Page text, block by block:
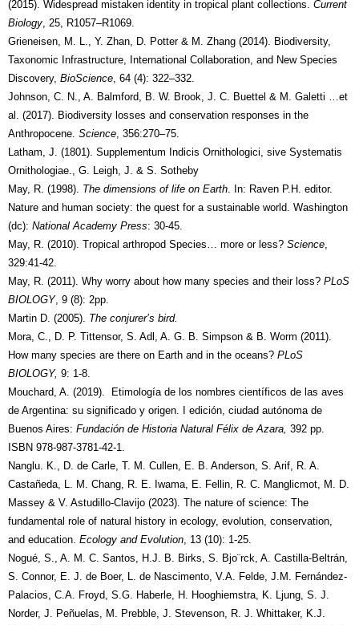
(2015). Widespread mistaken identity in tropical plant collections. Current
Biology, 25, R1057–R1069.
Grieneisen, M. L., Y. Zhan, D. Potter & M. Zhang (2014). Biodiversity,
Taxonomic Infrastructure, International Collaboration, and New Species
Discovery, BioScience, 64 (4): 322–332.
Johnson, C. N., A. Balmford, B. W. Brook, J. C. Buettel & M. Galetti …et
al. (2017). Biodiversity losses and conservation responses in the
Anthropocene. Science, 356:270–75.
Latham, J. (1801). Supplementum Indicis Ornithologici, sive Systematis
Ornithologiae., G. Leigh, J. & S. Sotheby
May, R. (1998). The dimensions of life on Earth. In: Raven P.H. editor.
Nature and human society: the quest for a sustainable world. Washington
(dc): National Academy Press: 30-45.
May, R. (2010). Tropical arthropod Species… more or less? Science,
329:41-42.
May, R. (2011). Why worry about how many species and their loss? PLoS
BIOLOGY, 9 (8): 2pp.
Martin D. (2005). The conjurer’s bird.
Mora, C., D. P. Tittensor, S. Adl, A. G. B. Simpson & B. Worm (2011).
How many species are there on Earth and in the oceans? PLoS
BIOLOGY, 9: 1-8.
Mouchard, A. (2019). Etimología de los nombres científicos de las aves
de Argentina: su significado y origen. I edición, ciudad autónoma de
Buenos Aires: Fundación de Historia Natural Félix de Azara, 392 pp.
ISBN 978-987-3781-42-1.
Nanglu. K., D. de Carle, T. M. Cullen, E. B. Anderson, S. Arif, R. A.
Castañeda, L. M. Chang, R. E. Iwama, E. Fellin, R. C. Manglicmot, M. D.
Massey & V. Astudillo-Clavijo (2023). The nature of science: The
fundamental role of natural history in ecology, evolution, conservation,
and education. Ecology and Evolution, 13 (10): 1-25.
Nogué, S., A. M. C. Santos, H.J. B. Birks, S. Bjo¨rck, A. Castilla-Beltrán,
S. Connor, E. J. de Boer, L. de Nascimento, V.A. Felde, J.M. Fernández-
Palacios, C.A. Froyd, S.G. Haberle, H. Hooghiemstra, K. Ljung, S. J.
Norder, J. Peñuelas, M. Prebble, J. Stevenson, R. J. Whittaker, K.J.